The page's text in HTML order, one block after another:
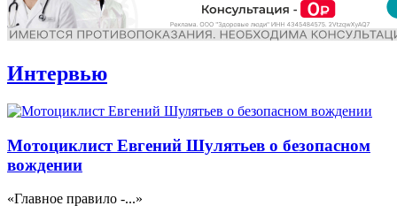
Интервью
Мотоциклист Евгений Шулятьев о безопасном
вождении
«Главное правило -...»